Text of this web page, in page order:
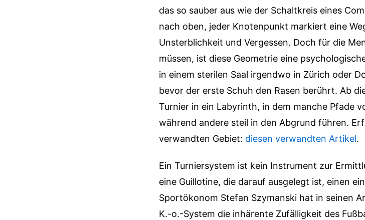
das so sauber aus wie der Schaltkreis eines
nach oben, jeder Knotenpunkt markiert eine
Unsterblichkeit und Vergessen. Doch für die
müssen, ist diese Geometrie eine
in einem sterilen Saal irgendwo in Zürich oder
bevor der erste Schuh den Rasen berührt. Ab
Turnier in ein Labyrinth, in dem manche Pfade
während andere steil in den Abgrund führen.
verwandten Gebiet: diesen verwandten Artikel.
Ein Turniersystem ist kein Instrument zur
eine Guillotine, die darauf ausgelegt ist, einen
Sportökonom Stefan Szymanski hat in seinen
K.-o.-System die inhärente Zufälligkeit des